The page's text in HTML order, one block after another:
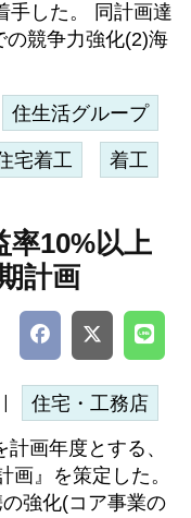
手した。 同計画達
の競争力強化(2)海
住生活グループ
宅着工 着工
率10%以上
計画
住宅・工務店
画年度とする、
画』を策定した。
強化(コア事業の